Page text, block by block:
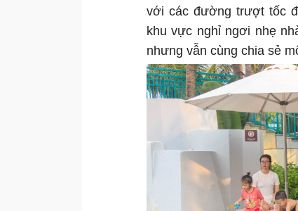
với các đường trượt tốc
khu vực nghỉ ngơi nhẹ
nhưng vẫn cùng chia sẻ